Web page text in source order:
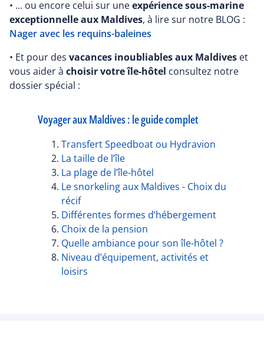
• ... ou encore celui sur uneexpérience sous-marine
exceptionnelle aux Maldives, à lire sur notre BLOG :
Nager avec les requins-baleines
• Et pour des vacances inoubliables aux Maldives et
vous aider à choisir votre île-hôtel consultez notre
dossier spécial :
Voyager aux Maldives : le guide complet
Transfert Speedboat ou Hydravion
La taille de l’île
La plage de l’île-hôtel
Le snorkeling aux Maldives - Choix du
récif
Différentes formes d’hébergement
Choix de la pension
Quelle ambiance pour son île-hôtel ?
Niveau d’équipement, activités et
loisirs